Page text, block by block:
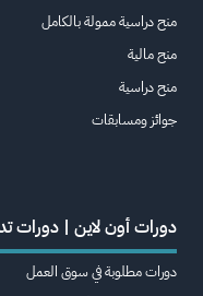
منح دراسية ممولة بالكامل
منح مالية
منح دراسية
جوائز ومسابقات
دورات أون لاين | دورات
دورات مطلوبة في سوق العمل